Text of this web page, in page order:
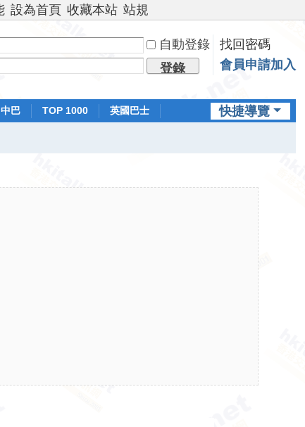
設為首頁 收藏本站 站規
自動登錄
找回密碼
登錄 會員申請加入
快捷導覽
巴 TOP 1000
英國巴士